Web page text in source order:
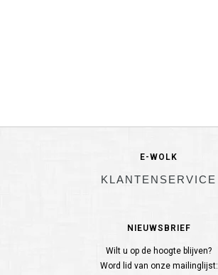
E-WOLK
KLANTENSERVICE
NIEUWSBRIEF
Wilt u op de hoogte blijven?
Word lid van onze mailinglijst: